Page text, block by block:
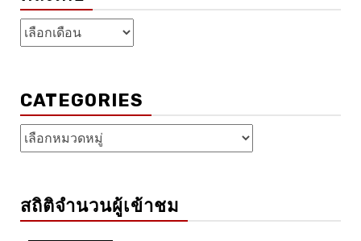
คลัง
เก็บ
CATEGORIES
Categories
สถิติจำนวนผู้เข้าชม